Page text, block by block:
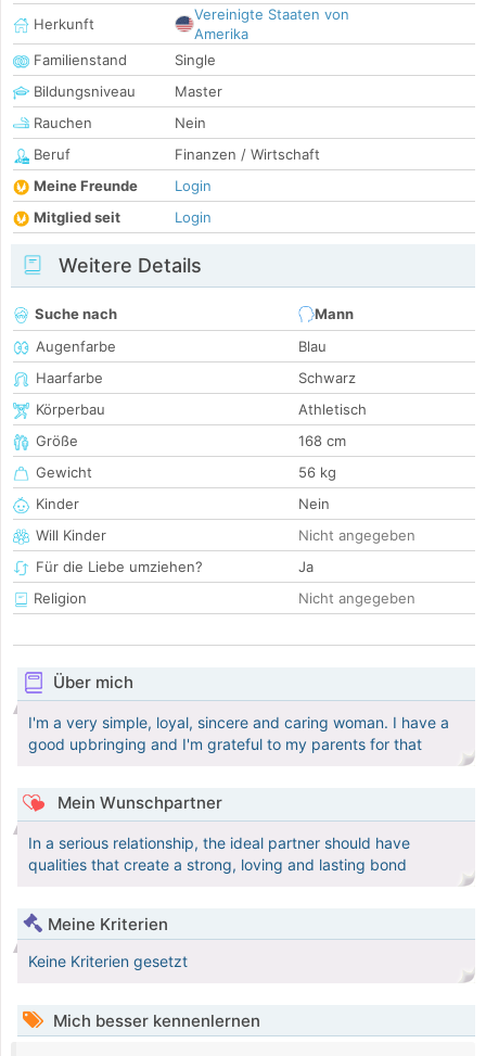
Herkunft
Vereinigte Staaten von
Amerika
Familienstand
Single
Bildungsniveau
Master
Rauchen
Nein
Beruf
Finanzen / Wirtschaft
Meine Freunde
Login
Mitglied seit
Login
Weitere Details
Suche nach
Mann
Augenfarbe
Blau
Haarfarbe
Schwarz
Körperbau
Athletisch
Größe
168 cm
Gewicht
56 kg
Kinder
Nein
Will Kinder
Nicht angegeben
Für die Liebe umziehen?
Ja
Religion
Nicht angegeben
Über mich
I'm a very simple, loyal, sincere and caring woman. I have a
good upbringing and I'm grateful to my parents for that
Mein Wunschpartner
In a serious relationship, the ideal partner should have
qualities that create a strong, loving and lasting bond
Meine Kriterien
Keine Kriterien gesetzt
Mich besser kennenlernen